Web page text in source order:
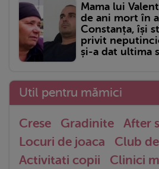
Mama lui
de ani mort în
Constanța, își
privit
și-a dat ultima
Util pentru mămici
Crese Gradinite After
Locuri de joaca
Club
Activitati copii
Clinici